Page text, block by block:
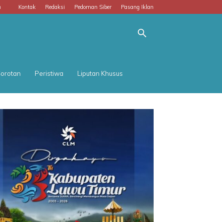
Kontak Redaksi Pedoman Siber Pasang Iklan
Peristiwa Liputan Khusus